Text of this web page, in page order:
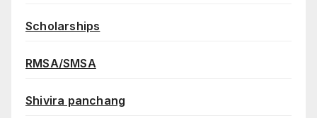
Scholarships
RMSA/SMSA
Shivira panchang